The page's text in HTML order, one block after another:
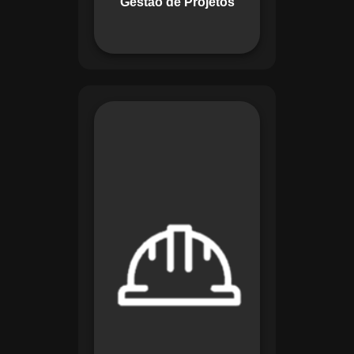
com eficiência.
Maestro organiza
registros de exames
e treinamentos,
automatiza alertas e
disponibiliza